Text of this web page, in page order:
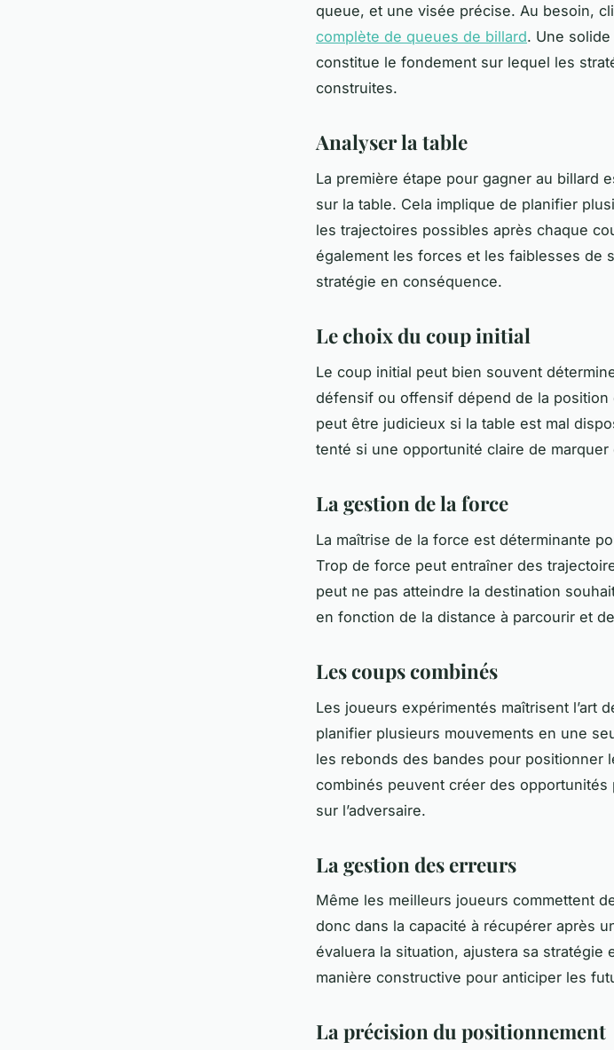
queue, et une visée précise. Au besoin,
complète de queues de billard. Une
constitue le fondement sur lequel les
construites.
Analyser la table
La première étape pour gagner au billard
sur la table. Cela implique de planifier
les trajectoires possibles après chaque
également les forces et les faiblesses de
stratégie en conséquence.
Le choix du coup initial
Le coup initial peut bien souvent
défensif ou offensif dépend de la
peut être judicieux si la table est mal
tenté si une opportunité claire de marquer
La gestion de la force
La maîtrise de la force est déterminante
Trop de force peut entraîner des
peut ne pas atteindre la destination
en fonction de la distance à parcourir et
Les coups combinés
Les joueurs expérimentés maîtrisent l’art
planifier plusieurs mouvements en une
les rebonds des bandes pour positionner
combinés peuvent créer des
sur l’adversaire.
La gestion des erreurs
Même les meilleurs joueurs commettent
donc dans la capacité à récupérer après
évaluera la situation, ajustera sa stratégie
manière constructive pour anticiper les
La précision du positionnement